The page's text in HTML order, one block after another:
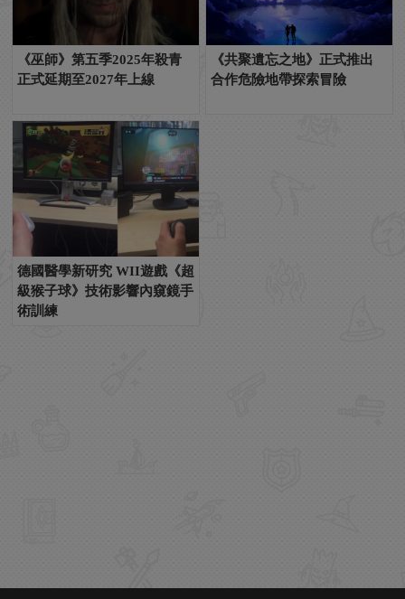
《巫師》第五季2025年殺青
正式延期至2027年上線
《共聚遺忘之地》正式推出
合作危險地帶探索冒險
德國醫學新研究 WII遊戲《超
級猴子球》技術影響內窺鏡手
術訓練